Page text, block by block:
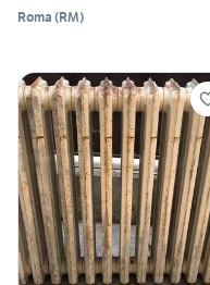
Roma (RM)